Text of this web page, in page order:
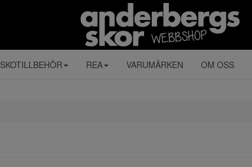
SKOTILLBEHÖR REA VARUMÄRKEN OM OSS